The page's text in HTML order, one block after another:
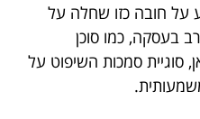
על חובה כזו שחלה על
בעסקה, כמו סוכן
סוגיית סמכות השיפוט על